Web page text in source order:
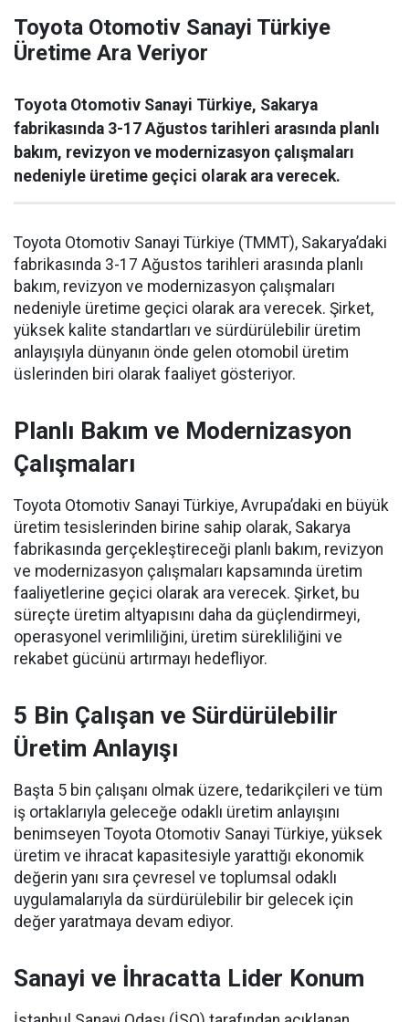
Toyota Otomotiv Sanayi Türkiye
Üretime Ara Veriyor
Toyota Otomotiv Sanayi Türkiye, Sakarya
fabrikasında 3-17 Ağustos tarihleri arasında planlı
bakım, revizyon ve modernizasyon çalışmaları
nedeniyle üretime geçici olarak ara verecek.
Toyota Otomotiv Sanayi Türkiye (TMMT), Sakarya’daki
fabrikasında 3-17 Ağustos tarihleri arasında planlı
bakım, revizyon ve modernizasyon çalışmaları
nedeniyle üretime geçici olarak ara verecek. Şirket,
yüksek kalite standartları ve sürdürülebilir üretim
anlayışıyla dünyanın önde gelen otomobil üretim
üslerinden biri olarak faaliyet gösteriyor.
Planlı Bakım ve Modernizasyon
Çalışmaları
Toyota Otomotiv Sanayi Türkiye, Avrupa’daki en büyük
üretim tesislerinden birine sahip olarak, Sakarya
fabrikasında gerçekleştireceği planlı bakım, revizyon
ve modernizasyon çalışmaları kapsamında üretim
faaliyetlerine geçici olarak ara verecek. Şirket, bu
süreçte üretim altyapısını daha da güçlendirmeyi,
operasyonel verimliliğini, üretim sürekliliğini ve
rekabet gücünü artırmayı hedefliyor.
5 Bin Çalışan ve Sürdürülebilir
Üretim Anlayışı
Başta 5 bin çalışanı olmak üzere, tedarikçileri ve tüm
iş ortaklarıyla geleceğe odaklı üretim anlayışını
benimseyen Toyota Otomotiv Sanayi Türkiye, yüksek
üretim ve ihracat kapasitesiyle yarattığı ekonomik
değerin yanı sıra çevresel ve toplumsal odaklı
uygulamalarıyla da sürdürülebilir bir gelecek için
değer yaratmaya devam ediyor.
Sanayi ve İhracatta Lider Konum